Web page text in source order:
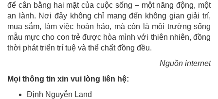
để cân bằng hai mặt của cuộc sống – một năng động, một
an lành. Nơi đây không chỉ mang đến không gian giải trí,
mua sắm, làm việc hoàn hảo, mà còn là môi trường sống
mẫu mực cho con trẻ được hòa mình với thiên nhiên, đồng
thời phát triển trí tuệ và thể chất đồng đều.
Nguồn internet
Mọi thông tin xin vui lòng liên hệ:
Định Nguyễn Land